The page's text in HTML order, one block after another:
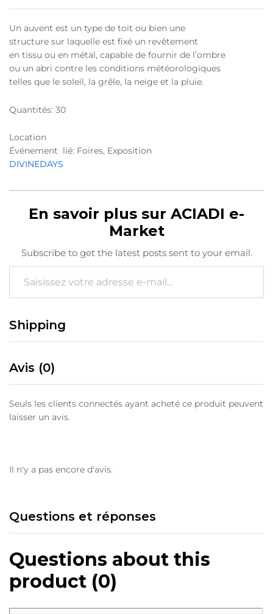
Un auvent est un type de toit ou bien une
structure sur laquelle est fixé un revêtement
en tissu ou en métal, capable de fournir de l’ombre
ou un abri contre les conditions météorologiques
telles que le soleil, la grêle, la neige et la pluie.
Quantités: 30
Location
Événement lié: Foires, Exposition
DIVINEDAYS
En savoir plus sur ACIADI e-
Market
Subscribe to get the latest posts sent to your email.
Saisissez votre adresse e-mail…
Shipping
Avis (0)
Seuls les clients connectés ayant acheté ce produit peuvent
laisser un avis.
Il n'y a pas encore d'avis.
Questions et réponses
Questions about this
product (0)